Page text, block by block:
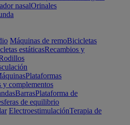
nasalOrinales
Máquinas de remoBicicletas
estáticasRecambios y
Plataformas
y complementos
BarrasPlataforma de
de equilibrio
ElectroestimulaciónTerapia de